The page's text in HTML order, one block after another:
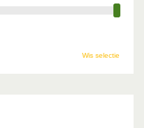
Wis selectie